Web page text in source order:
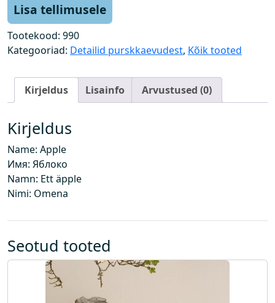
o
g
u
Lisa tellimusele
Tootekood: 990
Kategooriad: Detailid purskkaevudest, Kõik tooted
Kirjeldus Lisainfo Arvustused (0)
Kirjeldus
Name: Apple
Имя: Яблоко
Namn: Ett äpple
Nimi: Omena
Seotud tooted